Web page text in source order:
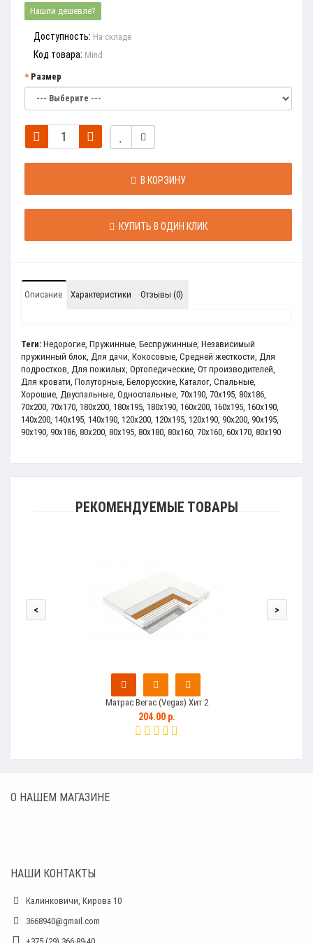
Нашли дешевле?
Доступность: На складе
Код товара: Mind
Размер
В КОРЗИНУ
КУПИТЬ В ОДИН КЛИК
Описание Характеристики Отзывы (0)
Теги: Недорогие, Пружинные, Беспружинные, Независимый
пружинный блок, Для дачи, Кокосовые, Средней жесткости, Для
подростков, Для пожилых, Ортопедические, От производителей,
Для кровати, Полуторные, Белорусские, Каталог, Спальные,
Хорошие, Двуспальные, Односпальные, 70x190, 70x195, 80x186,
70x200, 70х170, 180x200, 180x195, 180x190, 160x200, 160x195, 160x190,
140x200, 140x195, 140x190, 120x200, 120x195, 120x190, 90x200, 90x195,
90x190, 90x186, 80x200, 80x195, 80x180, 80x160, 70x160, 60x170, 80x190
РЕКОМЕНДУЕМЫЕ ТОВАРЫ
Матрас Вегас (Vegas) Хит 2
204.00 р.
< >
О НАШЕМ МАГАЗИНЕ
НАШИ КОНТАКТЫ
Калинковичи, Кирова 10
3668940@gmail.com